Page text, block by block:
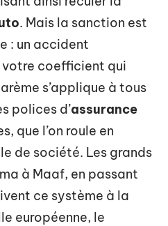
. Mais la sanction est
: un accident
coefficient qui
s’applique à tous
polices d’assurance
que l’on roule en
de société. Les grands
à Maaf, en passant
ce système à la
européenne, le